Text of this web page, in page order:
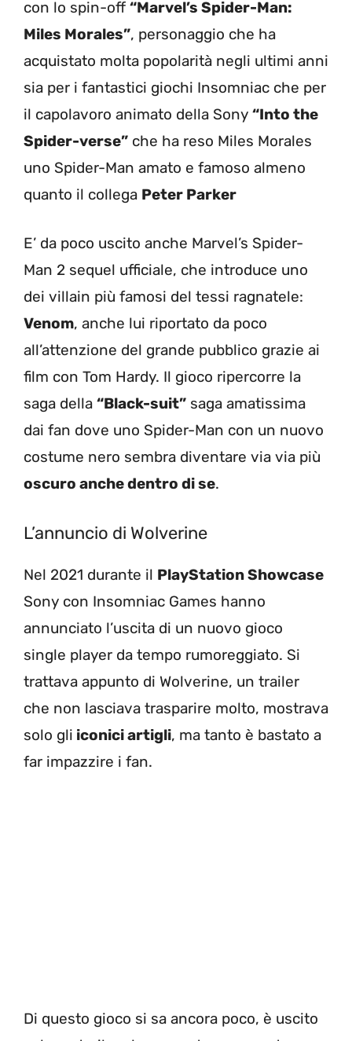
con lo spin-off “Marvel’s Spider-Man:
Miles Morales”, personaggio che ha
acquistato molta popolarità negli ultimi anni
sia per i fantastici giochi Insomniac che per
il capolavoro animato della Sony “Into the
Spider-verse” che ha reso Miles Morales
uno Spider-Man amato e famoso almeno
quanto il collega Peter Parker
E’ da poco uscito anche Marvel’s Spider-
Man 2 sequel ufficiale, che introduce uno
dei villain più famosi del tessi ragnatele:
Venom, anche lui riportato da poco
all’attenzione del grande pubblico grazie ai
film con Tom Hardy. Il gioco ripercorre la
saga della “Black-suit” saga amatissima
dai fan dove uno Spider-Man con un nuovo
costume nero sembra diventare via via più
oscuro anche dentro di se.
L’annuncio di Wolverine
Nel 2021 durante il PlayStation Showcase
Sony con Insomniac Games hanno
annunciato l’uscita di un nuovo gioco
single player da tempo rumoreggiato. Si
trattava appunto di Wolverine, un trailer
che non lasciava trasparire molto, mostrava
solo gli iconici artigli, ma tanto è bastato a
far impazzire i fan.
Di questo gioco si sa ancora poco, è uscito